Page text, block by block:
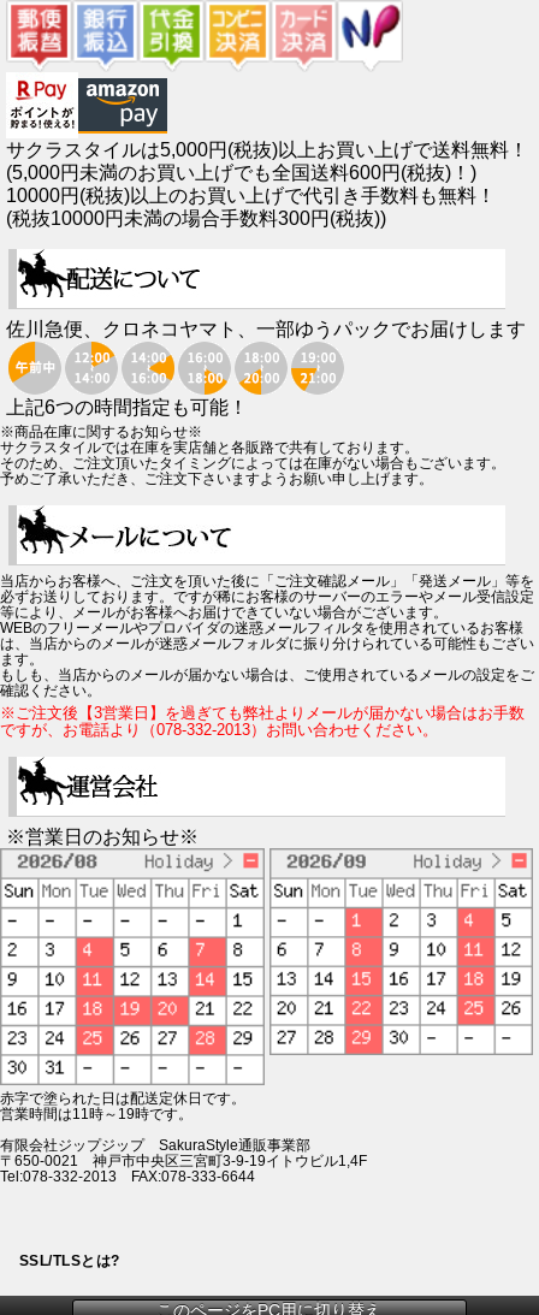
サクラスタイルは5,000円(税抜)以上お買い上げで送料無料！
(5,000円未満のお買い上げでも全国送料600円(税抜)！)
10000円(税抜)以上のお買い上げで代引き手数料も無料！
(税抜10000円未満の場合手数料300円(税抜))
佐川急便、クロネコヤマト、一部ゆうパックでお届けします
上記6つの時間指定も可能！
※商品在庫に関するお知らせ※
サクラスタイルでは在庫を実店舗と各販路で共有しております。
そのため、ご注文頂いたタイミングによっては在庫がない場合もございます。
予めご了承いただき、ご注文下さいますようお願い申し上げます。
当店からお客様へ、ご注文を頂いた後に「ご注文確認メール」「発送メール」等を
必ずお送りしております。ですが稀にお客様のサーバーのエラーやメール受信設定
等により、メールがお客様へお届けできていない場合がございます。
WEBのフリーメールやプロバイダの迷惑メールフィルタを使用されているお客様
は、当店からのメールが迷惑メールフォルダに振り分けられている可能性もござい
ます。
もしも、当店からのメールが届かない場合は、ご使用されているメールの設定をご
確認ください。
※ご注文後【3営業日】を過ぎても弊社よりメールが届かない場合はお手数
ですが、お電話より（078-332-2013）お問い合わせください。
※営業日のお知らせ※
赤字で塗られた日は配送定休日です。
営業時間は11時～19時です。
有限会社ジップジップ SakuraStyle通販事業部
〒650-0021 神戸市中央区三宮町3-9-19イトウビル1,4F
Tel:078-332-2013 FAX:078-333-6644
SSL/TLSとは?
このページをPC用に切り替え